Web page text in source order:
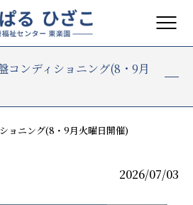
コンディショニング(8・9月
ョニング(8・9月火曜日開催)
2026/07/03